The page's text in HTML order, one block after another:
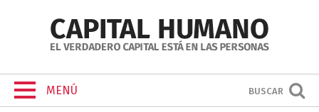
MENÚ BUSCAR